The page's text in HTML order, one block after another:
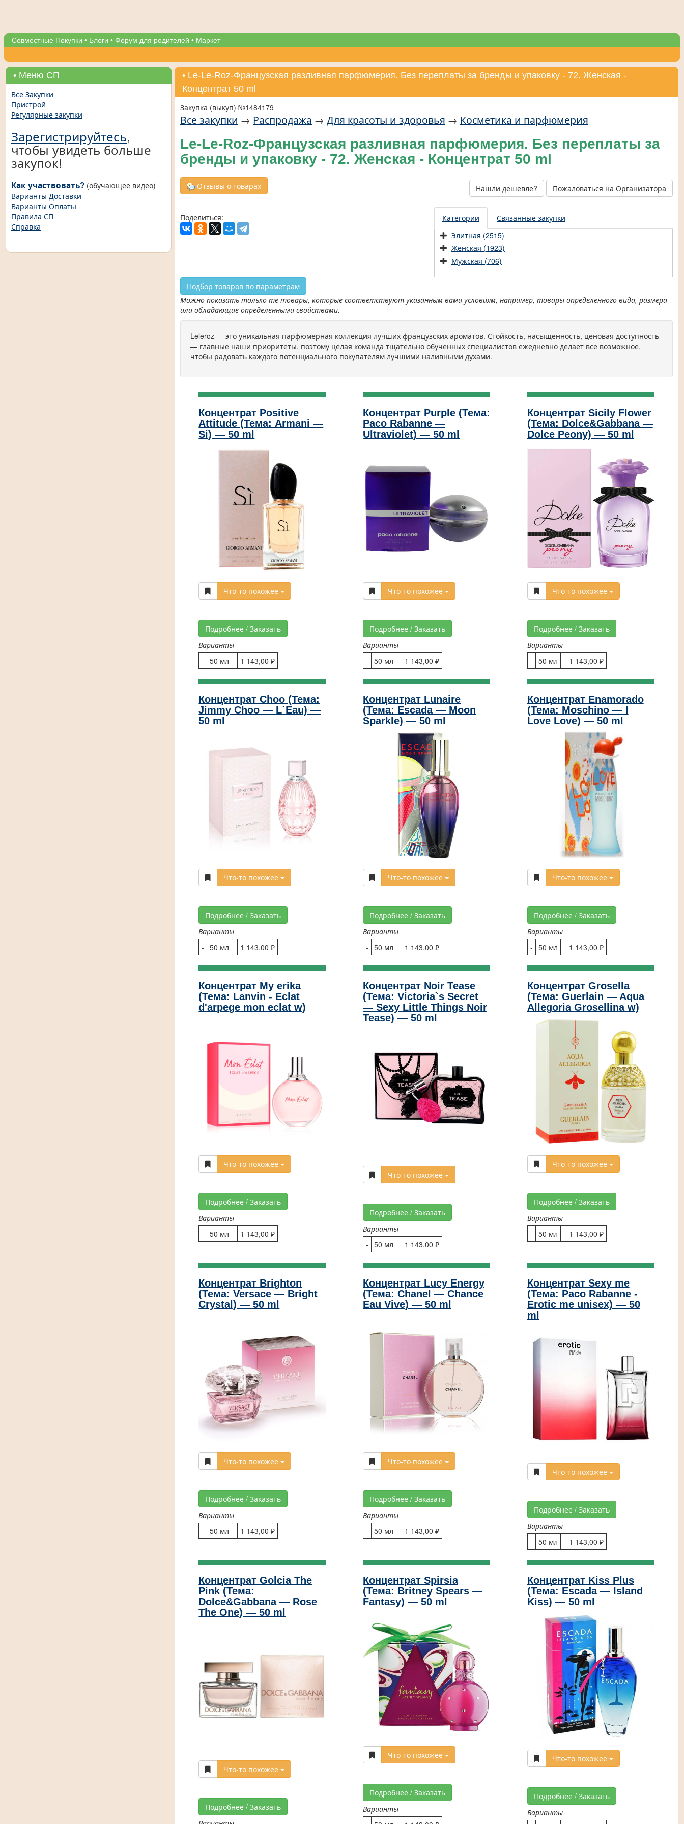
Совместные Покупки • Блоги • Форум для родителей • Маркет
• Меню СП
Все Закупки
Пристрой
Регулярные закупки
Зарегистрируйтесь,
чтобы увидеть больше
закупок!
Как участвовать? (обучающее видео)
Варианты Доставки
Варианты Оплаты
Правила СП
Справка
• Le-Le-Roz-Французская разливная парфюмерия. Без переплаты за бренды и упаковку - 72. Женская -
Концентрат 50 ml
Закупка (выкуп) №1484179
Все закупки → Распродажа → Для красоты и здоровья → Косметика и парфюмерия
Le-Le-Roz-Французская разливная парфюмерия. Без переплаты за
бренды и упаковку - 72. Женская - Концентрат 50 ml
Отзывы о товарах Нашли дешевле? Пожаловаться на Организатора
Поделиться: Категории
Связанные закупки
Элитная (2515)
Женская (1923)
Мужская (706)
Подбор товаров по параметрам
Можно показать только те товары, которые соответствуют указанным вами условиям, например, товары определенного вида, размера
или обладающие определенными свойствами.
Leleroz — это уникальная парфюмерная коллекция лучших французских ароматов. Стойкость, насыщенность, ценовая доступность
— главные наши приоритеты, поэтому целая команда тщательно обученных специалистов ежедневно делает все возможное,
чтобы радовать каждого потенциального покупателям лучшими наливными духами.
Концентрат Positive
Attitude (Тема: Armani —
Si) — 50 ml
Что-то похожее
Подробнее / Заказать
Варианты
-
50 мл 1 143,00 ₽
Концентрат Purple (Тема:
Paco Rabanne —
Ultraviolet) — 50 ml
Что-то похожее
Подробнее / Заказать
Варианты
- 50 мл 1 143,00 ₽
Концентрат Sicily Flower
(Тема: Dolce&Gabbana —
Dolce Peony) — 50 ml
Что-то похожее
Подробнее / Заказать
Варианты
- 50 мл 1 143,00 ₽
Концентрат Choo (Тема:
Jimmy Choo — L`Eau) —
50 ml
Что-то похожее
Подробнее / Заказать
Варианты
-
50 мл 1 143,00 ₽
Концентрат Lunaire
(Тема: Escada — Moon
Sparkle) — 50 ml
Что-то похожее
Подробнее / Заказать
Варианты
- 50 мл 1 143,00 ₽
Концентрат Enamorado
(Тема: Moschino — I
Love Love) — 50 ml
Что-то похожее
Подробнее / Заказать
Варианты
- 50 мл 1 143,00 ₽
Концентрат My erika
(Тема: Lanvin - Eclat
d'arpege mon eclat w)
Что-то похожее
Подробнее / Заказать
Варианты
-
50 мл 1 143,00 ₽
Концентрат Noir Tease
(Тема: Victoria`s Secret
— Sexy Little Things Noir
Tease) — 50 ml
Что-то похожее
Подробнее / Заказать
Варианты
- 50 мл 1 143,00 ₽
Концентрат Grosella
(Тема: Guerlain — Aqua
Allegoria Grosellina w)
Что-то похожее
Подробнее / Заказать
Варианты
- 50 мл 1 143,00 ₽
Концентрат Brighton
(Тема: Versace — Bright
Crystal) — 50 ml
Что-то похожее
Подробнее / Заказать
Варианты
-
50 мл 1 143,00 ₽
Концентрат Lucy Energy
(Тема: Chanel — Chance
Eau Vive) — 50 ml
Что-то похожее
Подробнее / Заказать
Варианты
- 50 мл 1 143,00 ₽
Концентрат Sexy me
(Тема: Paco Rabanne -
Erotic me unisex) — 50
ml
Что-то похожее
Подробнее / Заказать
Варианты
- 50 мл 1 143,00 ₽
Концентрат Golcia The
Pink (Тема:
Dolce&Gabbana — Rose
The One) — 50 ml
Что-то похожее
Подробнее / Заказать
Концентрат Spirsia
(Тема: Britney Spears —
Fantasy) — 50 ml
Что-то похожее
Подробнее / Заказать
Варианты
Концентрат Kiss Plus
(Тема: Escada — Island
Kiss) — 50 ml
Что-то похожее
Подробнее / Заказать
Варианты